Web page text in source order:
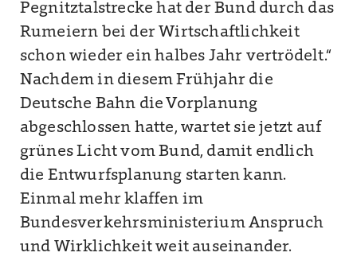
Pegnitztalstrecke hat der Bund durch das
Rumeiern bei der Wirtschaftlichkeit
schon wieder ein halbes Jahr vertrödelt.“
Nachdem in diesem Frühjahr die
Deutsche Bahn die Vorplanung
abgeschlossen hatte, wartet sie jetzt auf
grünes Licht vom Bund, damit endlich
die Entwurfsplanung starten kann.
Einmal mehr klaffen im
Bundesverkehrsministerium Anspruch
und Wirklichkeit weit auseinander.